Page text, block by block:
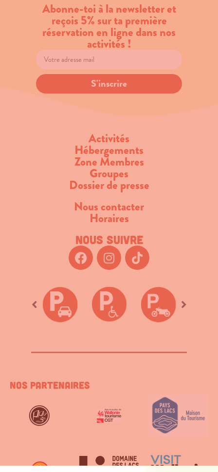
Abonne-toi à la newsletter et
reçois 5% sur ta première
réservation en ligne dans nos
activités !
S'inscrire
Activités
Hébergements
Zone Membres
Groupes
Dossier de presse
Nous contacter
Horaires
Nous suivre
Nos partenaires